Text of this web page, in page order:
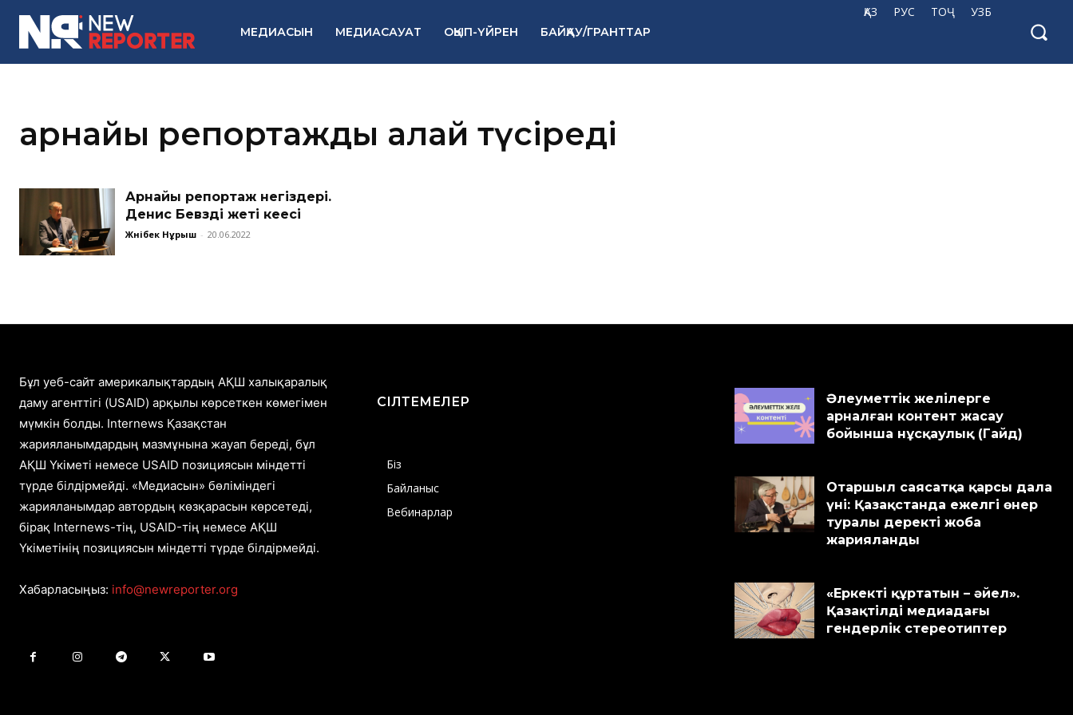
ҚАЗ РУС ТОҶ УЗБ
МЕДИАСЫН МЕДИАСАУАТ ОҚЫП-ҮЙРЕН БАЙҚАУ/ГРАНТТАР
арнайы репортажды қалай түсіреді
Арнайы репортаж негіздері.
Денис Бевздің жеті кеңесі
Жәнібек Нұрыш - 20.06.2022
Бұл уеб-сайт америкалықтардың АҚШ халықаралық
даму агенттігі (USAID) арқылы көрсеткен көмегімен
мүмкін болды. Internews Қазақстан
жарияланымдардың мазмұнына жауап береді, бұл
АҚШ Үкіметі немесе USAID позициясын міндетті
түрде білдірмейді. «Медиасын» бөліміндегі
жарияланымдар автордың көзқарасын көрсетеді,
бірақ Internews-тің, USAID-тің немесе АҚШ
Үкіметінің позициясын міндетті түрде білдірмейді.
Хабарласыңыз: info@newreporter.org
СІЛТЕМЕЛЕР
Біз
Байланыс
Вебинарлар
Әлеуметтік желілерге
арналған контент жасау
бойынша нұсқаулық (Гайд)
Отаршыл саясатқа қарсы дала
үні: Қазақстанда ежелгі өнер
туралы деректі жоба
жарияланды
«Еркекті құртатын – әйел».
Қазақтілді медиадағы
гендерлік стереотиптер